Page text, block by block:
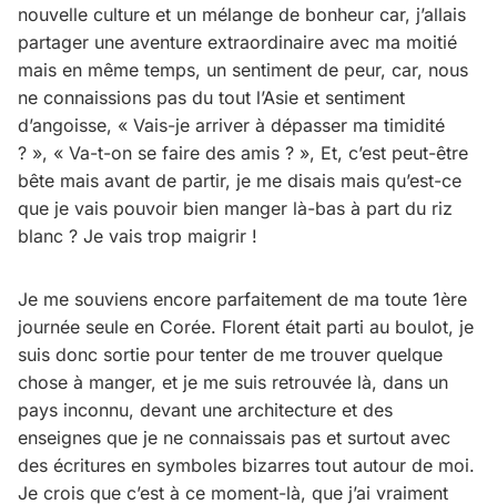
nouvelle culture et un mélange de bonheur car, j’allais
partager une aventure extraordinaire avec ma moitié
mais en même temps, un sentiment de peur, car, nous
ne connaissions pas du tout l’Asie et sentiment
d’angoisse, « Vais-je arriver à dépasser ma timidité
? », « Va-t-on se faire des amis ? », Et, c’est peut-être
bête mais avant de partir, je me disais mais qu’est-ce
que je vais pouvoir bien manger là-bas à part du riz
blanc ? Je vais trop maigrir !
Je me souviens encore parfaitement de ma toute 1ère
journée seule en Corée. Florent était parti au boulot, je
suis donc sortie pour tenter de me trouver quelque
chose à manger, et je me suis retrouvée là, dans un
pays inconnu, devant une architecture et des
enseignes que je ne connaissais pas et surtout avec
des écritures en symboles bizarres tout autour de moi.
Je crois que c’est à ce moment-là, que j’ai vraiment